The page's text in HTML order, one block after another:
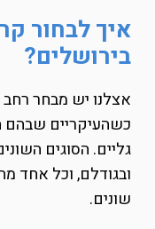
איך לבחור
בירושלים?
אצלנו יש מבחר רחב
כשהעיקריים שבהם
גליים. הסוגים
ובגודלם, וכל אחד
שונים.